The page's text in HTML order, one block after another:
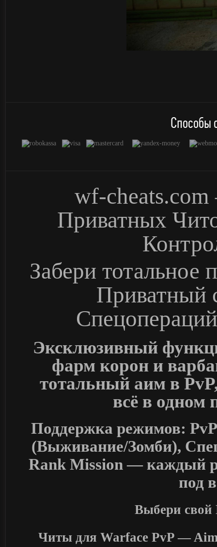
Способы
wf-
Приватных
Забери тотальное
Приватный
Эксклюзивный
фарм корон и
тотальный аим в
всё в одном
Поддержка режимов:
(Выживание/Зомби),
Rank Mission — каждый
под
Выбери
Читы для Warface PvP —